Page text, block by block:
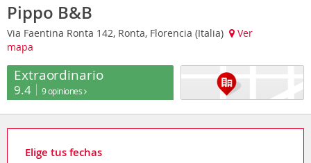
Pippo B&B
Via Faentina Ronta 142, Ronta, Florencia (Italia)
Ver
mapa
Extraordinario
9.4 9 opiniones
Elige tus fechas